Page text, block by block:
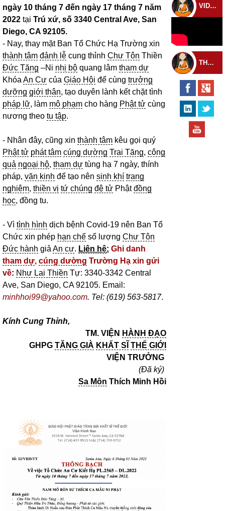
ngày 10 tháng 7 đến ngày 17 tháng 7 năm
2022 tại Trú xứ, số 3340 Central Ave, San
Diego, CA 92105.
- Nay, thay mặt Ban Tổ Chức Hạ Trường xin
thành tâm đảnh lễ cung thỉnh Chư Tôn Thiền
Đức Tăng –Ni nhị bộ quang lâm tham dự
Khóa An Cư của Giáo Hội để cùng trưởng
dưỡng giới thân, tạo duyên lành kết chặt tình
pháp lữ, làm mô phạm cho hàng Phật tử cùng
nương theo tu tập.
- Nhân đây, cũng xin thành tâm kêu gọi quý
Phật tử phát tâm cúng dường Trai Tăng, công
quả ngoại hộ, tham dự tùng hạ 7 ngày, thính
pháp, văn kinh để tạo nên sinh khí trang
nghiêm, thiền vị tứ chúng đệ tử Phậtđồng
học, đồng tu.
- Vì tình hình dịch bệnh Covid-19 nên Ban Tổ
Chức xin phép hạn chế số lượng Chư Tôn
Đức hành giả An cư. Liên hệ: Ghi danh
tham dự, cúng dường Trường Hạ xin gửi
về: Như Lai Thiền Tự: 3340-3342 Central
Ave, San Diego, CA 92105. Email:
minhhoi99@yahoo.com. Tel: (619) 563-5817.
Kính Cung Thỉnh,
TM. VIỆN HÀNH ĐẠO
GHPG TĂNG GIÀ KHẤT SĨ THẾ GIỚI
VIỆN TRƯỞNG
(Đã ký)
Sa Môn Thích Minh Hồi
VIDEO CHÙA
THEO DÕI THIỀN TỰ